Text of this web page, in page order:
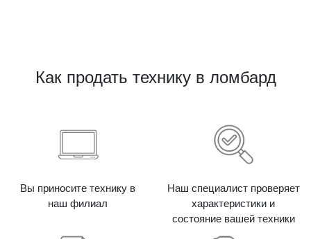
Как продать технику в ломбард
Вы приносите технику в
наш филиал
Наш специалист проверяет
характеристики и
состояние вашей техники